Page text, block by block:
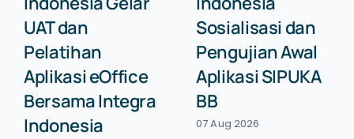
UAT dan
Pelatihan
Aplikasi eOffice
Bersama Integra
Indonesia
Sosialisasi dan
Pengujian Awal
Aplikasi SIPUKA
BB
07 Aug 2026